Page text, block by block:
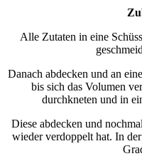
Alle Zutaten in eine
Danach abdecken und an
bis sich das Volumen
durchkneten und in
Diese abdecken und
wieder verdoppelt hat. In